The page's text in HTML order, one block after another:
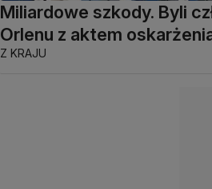
Miliardowe szkody. Byli
Orlenu z aktem
Z KRAJU